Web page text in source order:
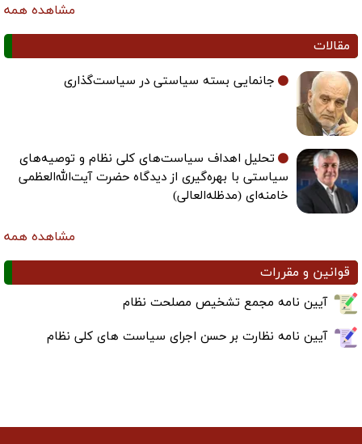
مشاهده همه
مقالات
جانمایی بسته سیاستی در سیاست‌گذاری
تحلیل اهداف سیاست‌های کلی نظام و توصیه‌های
سیاستی با بهره‌گیری از دیدگاه حضرت آیت‌الله‌العظمی
خامنه‌ای (مدظله‌العالی)
مشاهده همه
قوانین و مقررات
آیین نامه مجمع تشخیص مصلحت نظام
آیین نامه نظارت بر حسن اجرای سیاست های کلی نظام